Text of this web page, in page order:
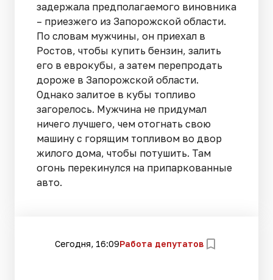
задержала предполагаемого виновника
– приезжего из Запорожской области.
По словам мужчины, он приехал в
Ростов, чтобы купить бензин, залить
его в еврокубы, а затем перепродать
дороже в Запорожской области.
Однако залитое в кубы топливо
загорелось. Мужчина не придумал
ничего лучшего, чем отогнать свою
машину с горящим топливом во двор
жилого дома, чтобы потушить. Там
огонь перекинулся на припаркованные
авто.
Сегодня, 16:09Работа депутатов